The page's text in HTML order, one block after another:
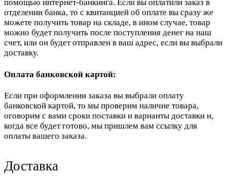
помощью интернет-банкинга. Если вы оплатили заказ в
отделении банка, то с квитанцией об оплате вы сразу же
можете получить товар на складе, в ином случае, товар
можно будет получить после поступления денег на наш
счет, или он будет отправлен в ваш адрес, если вы выбрали
доставку.
Оплата банковской картой:
Если при оформлении заказа вы выбрали оплату
банковской картой, то мы проверим наличие товара,
оговорим с вами сроки поставки и варианты доставки и,
когда все будет готово, мы пришлем вам ссылку для
оплаты вашего заказа.
Доставка